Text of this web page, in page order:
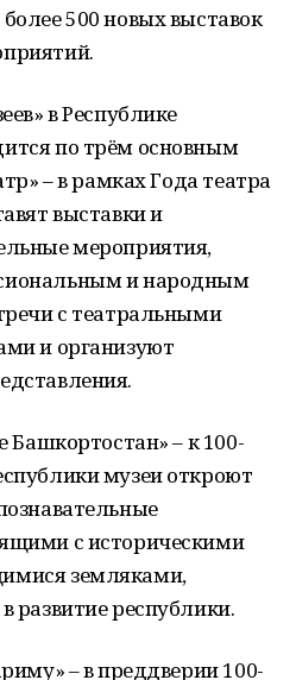
500 новых выставок
в Республике
по трём основным
– в рамках Года театра
выставки и
мероприятия,
и народным
с театральными
и организуют
Башкортостан» – к 100-
музеи откроют
с историческими
земляками,
развитие республики.
– в преддверии 100-